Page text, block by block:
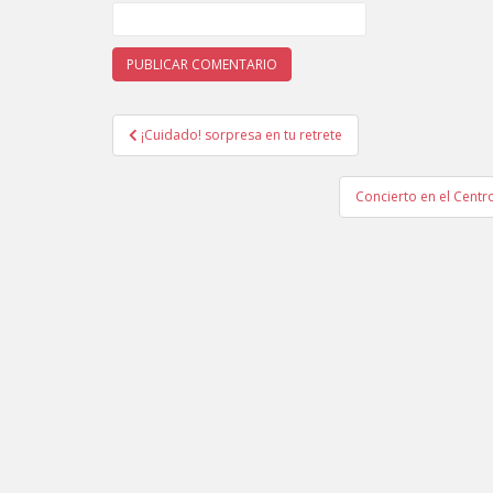
Navegación de entradas
¡Cuidado! sorpresa en tu retrete
Concierto en el